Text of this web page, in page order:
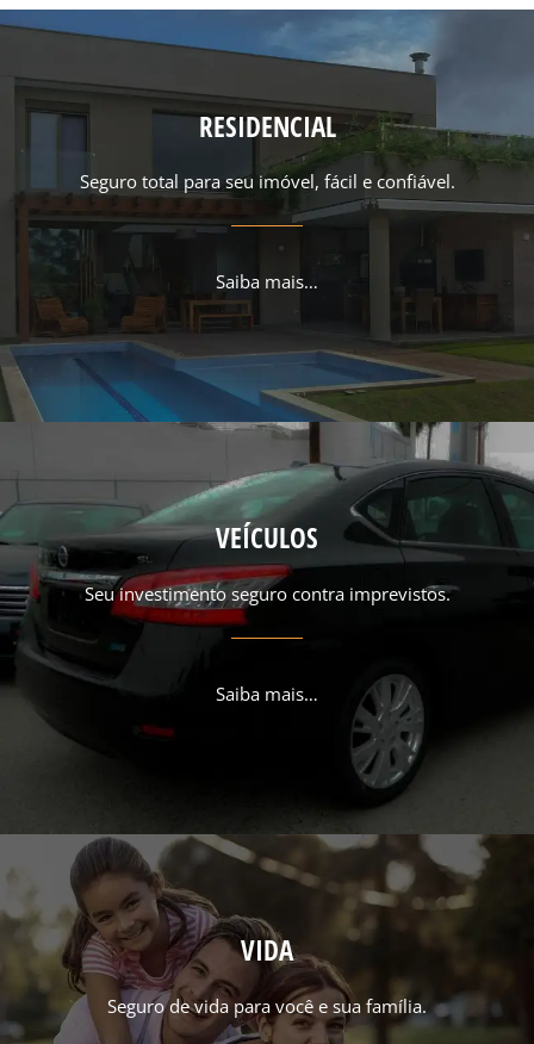
RESIDENCIAL
Seguro total para seu imóvel, fácil e confiável.
Saiba mais…
VEÍCULOS
Seu investimento seguro contra imprevistos.
Saiba mais…
VIDA
Seguro de vida para você e sua família.